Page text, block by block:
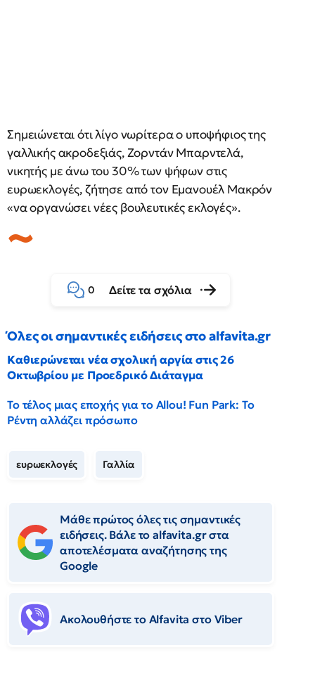
Σημειώνεται ότι λίγο νωρίτερα ο υποψήφιος της
γαλλικής ακροδεξιάς, Ζορντάν Μπαρντελά,
νικητής με άνω του 30% των ψήφων στις
ευρωεκλογές, ζήτησε από τον Εμανουέλ Μακρόν
«να οργανώσει νέες βουλευτικές εκλογές».
0 Δείτε τα σχόλια
Όλες οι σημαντικές ειδήσεις στο alfavita.gr
Καθιερώνεται νέα σχολική αργία στις 26
Οκτωβρίου με Προεδρικό Διάταγμα
Το τέλος μιας εποχής για το Allou! Fun Park: Το
Ρέντη αλλάζει πρόσωπο
ευρωεκλογές Γαλλία
Μάθε πρώτος όλες τις σημαντικές
ειδήσεις. Βάλε το alfavita.gr στα
αποτελέσματα αναζήτησης της
Google
Ακολουθήστε το Αlfavita στο Viber